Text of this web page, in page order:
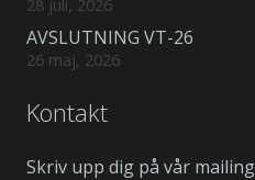
28 juli, 2026
AVSLUTNING VT-26
26 maj, 2026
Kontakt
Skriv upp dig på vår